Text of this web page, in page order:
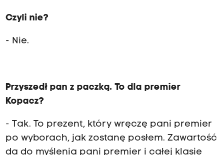
Czyli nie?
- Nie.
Przyszedł pan z paczką. To dla premier
Kopacz?
- Tak. To prezent, który wręczę pani premier
po wyborach, jak zostanę posłem. Zawartość
da do myślenia pani premier i całej klasie